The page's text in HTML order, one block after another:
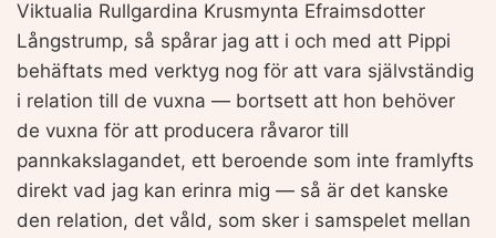
Viktualia Rullgardina Krusmynta Efraimsdotter
Långstrump, så spårar jag att i och med att Pippi
behäftats med verktyg nog för att vara självständig
i relation till de vuxna — bortsett att hon behöver
de vuxna för att producera råvaror till
pannkakslagandet, ett beroende som inte framlyfts
direkt vad jag kan erinra mig — så är det kanske
den relation, det våld, som sker i samspelet mellan